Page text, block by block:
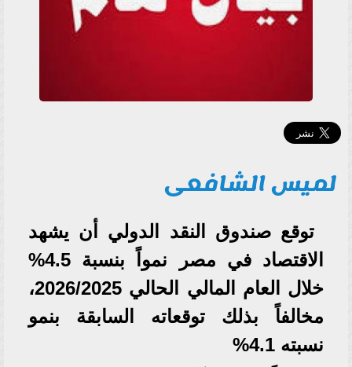
لميس الشافعى
توقع صندوق النقد الدولي أن يشهد
الاقتصاد في مصر نمواً بنسبة 4.5%
خلال العام المالي الحالي 2026/2025،
مخالفاً بذلك توقعاته السابقة بنمو
نسبته 4.1%